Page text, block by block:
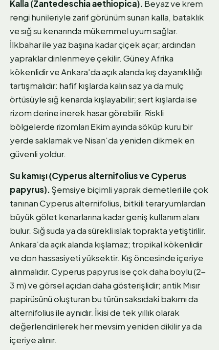
Kalla (Zantedeschia aethiopica). Beyaz ve krem
rengi hunileriyle zarif görünüm sunan kalla, bataklık
ve sığ su kenarında mükemmel uyum sağlar.
İlkbahar ile yaz başına kadar çiçek açar; ardından
yapraklar dinlenmeye çekilir. Güney Afrika
kökenlidir ve Ankara'da açık alanda kış dayanıklılığı
tartışmalıdır: hafif kışlarda kalın saz ya da mulç
örtüsüyle sığ kenarda kışlayabilir; sert kışlarda ise
rizom derine inerek hasar görebilir. Riskli
bölgelerde rizomları Ekim ayında söküp kuru bir
yerde saklamak ve Nisan'da yeniden dikmek en
güvenli yoldur.
Su kamışı (Cyperus alternifolius ve Cyperus
papyrus). Şemsiye biçimli yaprak demetleri ile çok
tanınan Cyperus alternifolius, bitkili teraryumlardan
büyük gölet kenarlarına kadar geniş kullanım alanı
bulur. Sığ suda ya da sürekli ıslak toprakta yetiştirilir.
Ankara'da açık alanda kışlamaz; tropikal kökenlidir
ve don hassasiyeti yüksektir. Kış öncesinde içeriye
alınmalıdır. Cyperus papyrus ise çok daha boylu (2-
3 m) ve görsel açıdan daha gösterişlidir; antik Mısır
papirüsünü oluşturan bu türün saksıdaki bakımı da
alternifolius ile aynıdır. İkisi de tek yıllık olarak
değerlendirilerek her mevsim yeniden dikilir ya da
içeriye alınır.